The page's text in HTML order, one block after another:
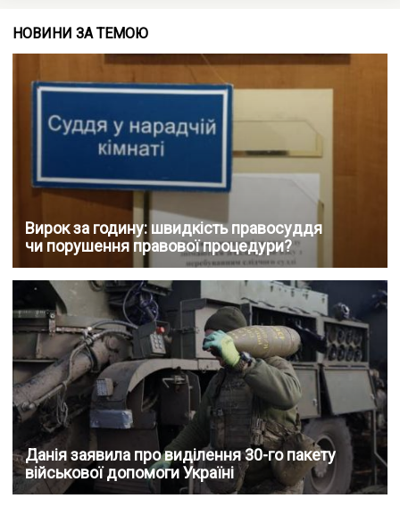
НОВИНИ ЗА ТЕМОЮ
Вирок за годину: швидкість правосуддя
чи порушення правової процедури?
Данія заявила про виділення 30-го пакету
військової допомоги Україні